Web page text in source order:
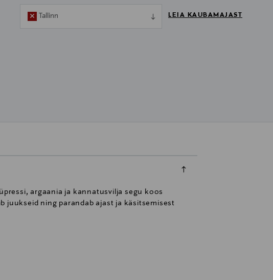
Tallinn LEIA KAUBAMAJAST
argaania ja kannatusvilja segu koos
juukseid ning parandab ajast ja käsitsemisest